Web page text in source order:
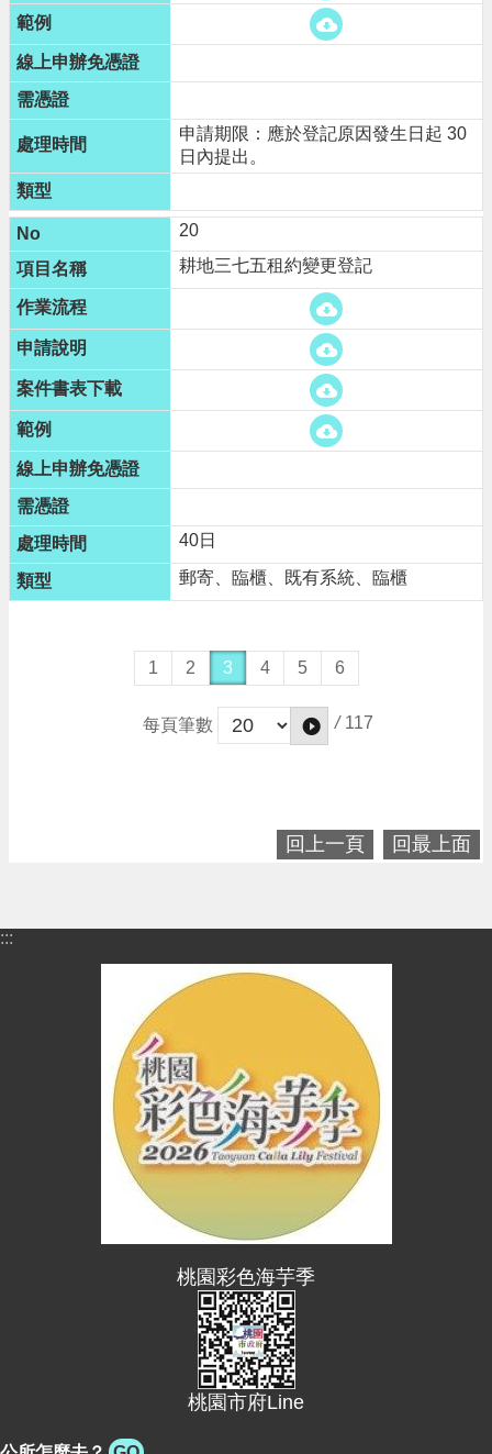
申請期限：應於登記原因發生日起 30
日內提出。
20
耕地三七五租約變更登記
40日
郵寄、臨櫃、既有系統、臨櫃
1 2 3 4 5 6
每頁筆數 / 117
回上一頁 回最上面
:::
桃園彩色海芋季
桃園市府Line